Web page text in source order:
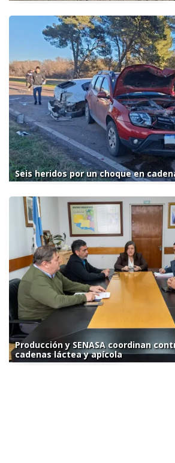
Seis heridos por un choque en
Producción y SENASA coordinan
cadenas láctea y apícola